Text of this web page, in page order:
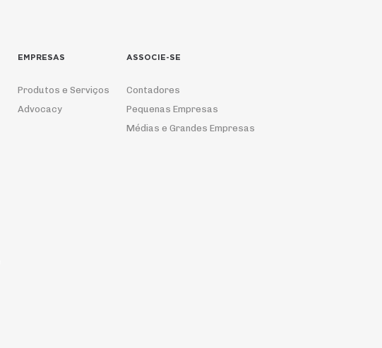
EMPRESAS
Produtos e Serviços
Advocacy
ASSOCIE-SE
Contadores
Pequenas Empresas
Médias e Grandes Empresas